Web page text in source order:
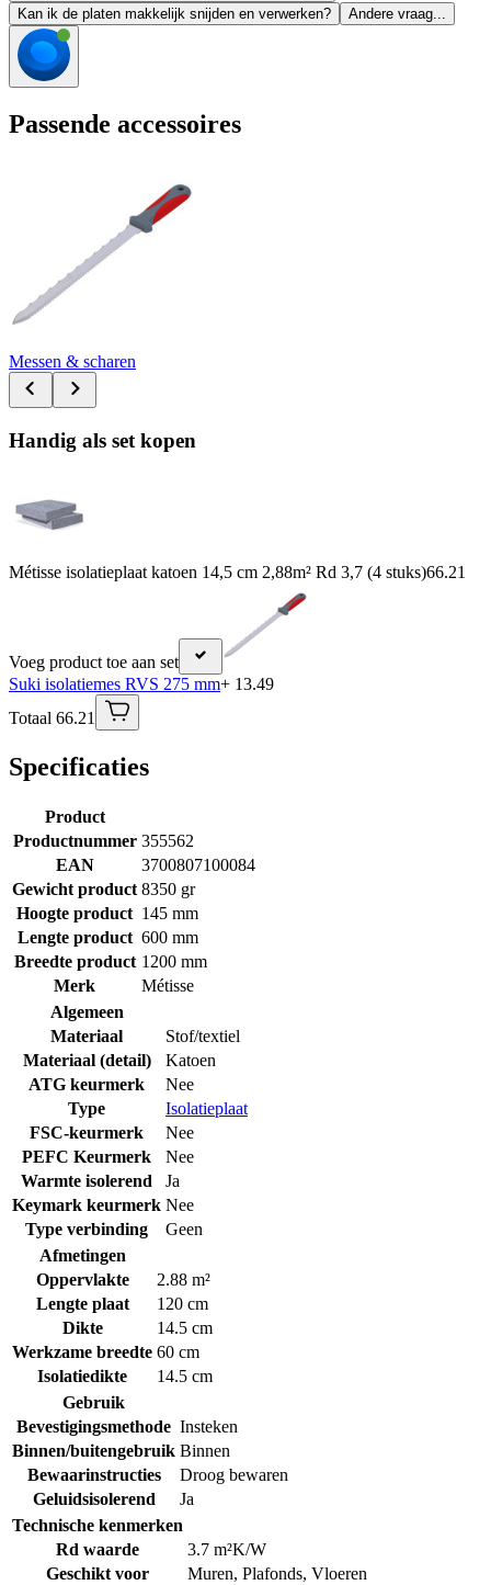
Kan ik de platen makkelijk snijden en verwerken? Andere vraag...
Passende accessoires
Messen & scharen
Handig als set kopen
Métisse isolatieplaat katoen 14,5 cm 2,88m² Rd 3,7 (4 stuks)66.21
Voeg product toe aan set
Suki isolatiemes RVS 275 mm+ 13.49
Totaal 66.21
Specificaties
Product
Productnummer 355562
EAN
3700807100084
Gewicht product 8350 gr
Hoogte product 145 mm
Lengte product 600 mm
Breedte product 1200 mm
Merk
Métisse
Algemeen
Materiaal
Stof/textiel
Materiaal (detail)
Katoen
ATG keurmerk
Nee
Type
Isolatieplaat
FSC-keurmerk
Nee
PEFC Keurmerk
Nee
Warmte isolerend
Ja
Keymark keurmerk Nee
Type verbinding
Geen
Afmetingen
Oppervlakte
2.88 m²
Lengte plaat
120 cm
Dikte
14.5 cm
Werkzame breedte 60 cm
Isolatiedikte
14.5 cm
Gebruik
Bevestigingsmethode Insteken
Binnen/buitengebruik Binnen
Bewaarinstructies
Droog bewaren
Geluidsisolerend
Ja
Technische kenmerken
Rd waarde
3.7 m²K/W
Geschikt voor
Muren, Plafonds, Vloeren